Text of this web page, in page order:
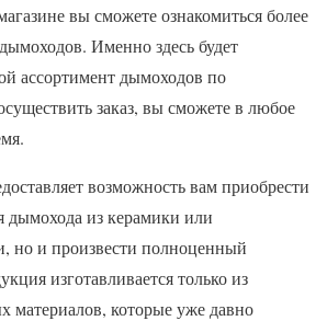
вы сможете ознакомиться более
Именно здесь будет
ассортимент дымоходов по
заказ, вы сможете в любое
возможность вам приобрести
дымохода из керамики или
но и произвести полноценный
изготавливается только из
материалов, которые уже давно